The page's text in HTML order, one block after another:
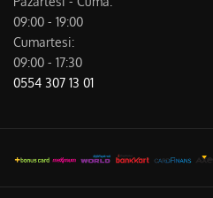
09:00 - 19:00
Cumartesi:
09:00 - 17:30
0554 307 13 01